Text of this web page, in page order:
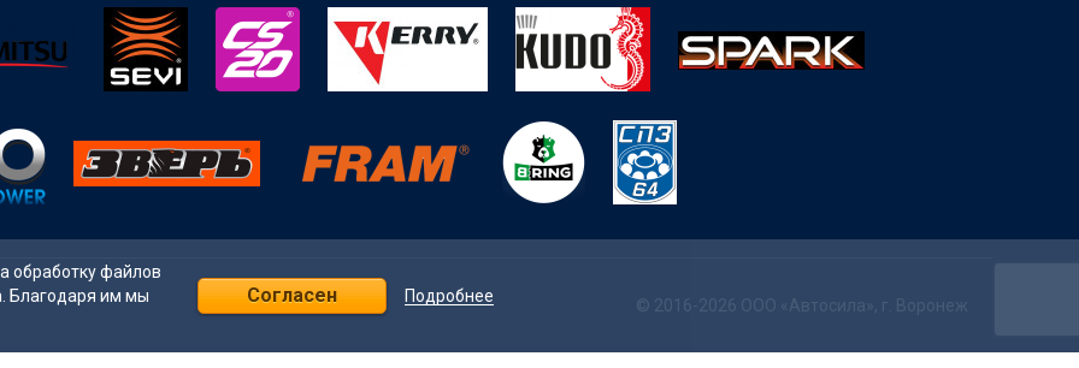
© 2016-2026 ООО «Автосила», г. Воронеж
обработку файлов
Благодаря им мы
Согласен Подробнее